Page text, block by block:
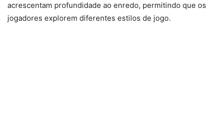
acrescentam profundidade ao enredo, permitindo que os
jogadores explorem diferentes estilos de jogo.